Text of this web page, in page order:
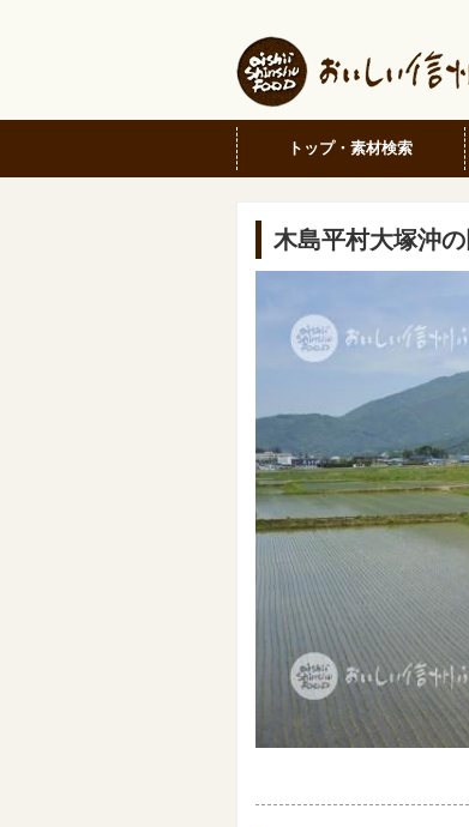
トップ・素材検索
木島平村大塚沖の